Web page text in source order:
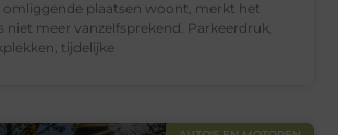
omliggende plaatsen woont, merkt het
niet meer vanzelfsprekend. Parkeerdruk,
tijdelijke